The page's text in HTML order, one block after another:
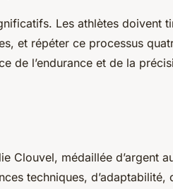
Les athlètes doivent
et répéter ce processus
de l’endurance et de la
Clouvel, médaillée d’argent
techniques, d’adaptabilité,